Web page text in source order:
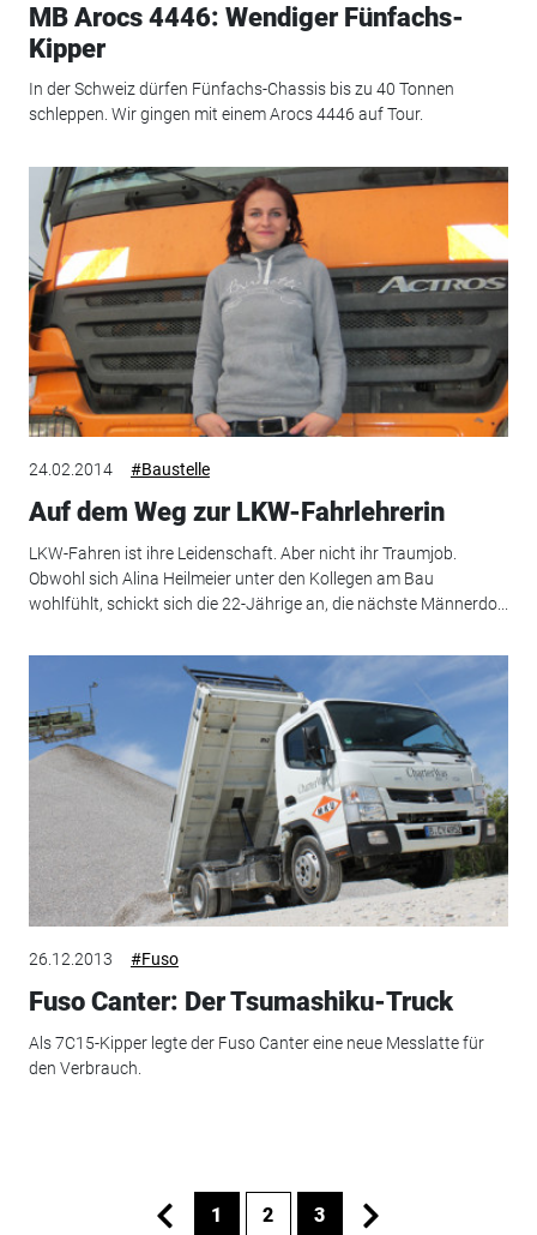
MB Arocs 4446: Wendiger Fünfachs-
Kipper
In der Schweiz dürfen Fünfachs-Chassis bis zu 40 Tonnen
schleppen. Wir gingen mit einem Arocs 4446 auf Tour.
24.02.2014 #Baustelle
Auf dem Weg zur LKW-Fahrlehrerin
LKW-Fahren ist ihre Leidenschaft. Aber nicht ihr Traumjob.
Obwohl sich Alina Heilmeier unter den Kollegen am Bau
wohlfühlt, schickt sich die 22-Jährige an, die nächste Männerdo...
26.12.2013 #Fuso
Fuso Canter: Der Tsumashiku-Truck
Als 7C15-Kipper legte der Fuso Canter eine neue Messlatte für
den Verbrauch.
1 2 3